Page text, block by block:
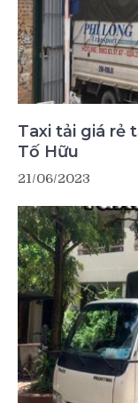
Taxi tải giá rẻ
Tố Hữu
21/06/2023